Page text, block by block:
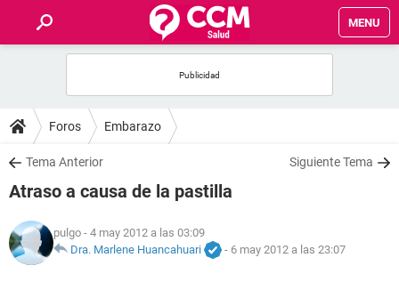
MENU
FOROS
SALUD
NUTRICIÓN
Foros Embarazo
Tema Anterior Siguiente Tema
Atraso a causa de la pastilla
pulgo - 4 may 2012 a las 03:09
Dra. Marlene Huancahuari
- 6 may 2012 a las 23:07